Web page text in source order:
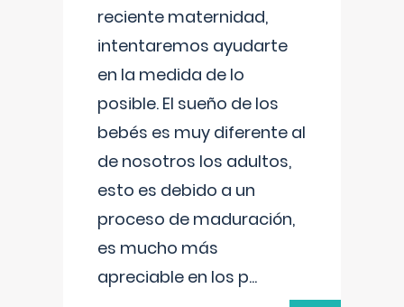
reciente maternidad,
intentaremos ayudarte
en la medida de lo
posible. El sueño de los
bebés es muy diferente al
de nosotros los adultos,
esto es debido a un
proceso de maduración,
es mucho más
apreciable en los p...